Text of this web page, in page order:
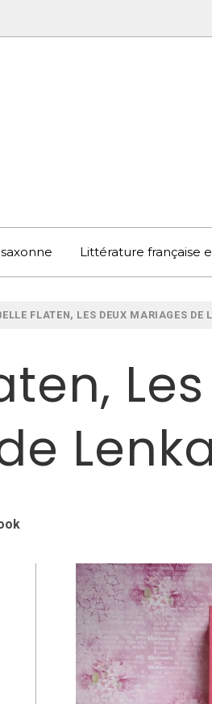
Littérature française
FLATEN, LES DEUX MARIAGES DE